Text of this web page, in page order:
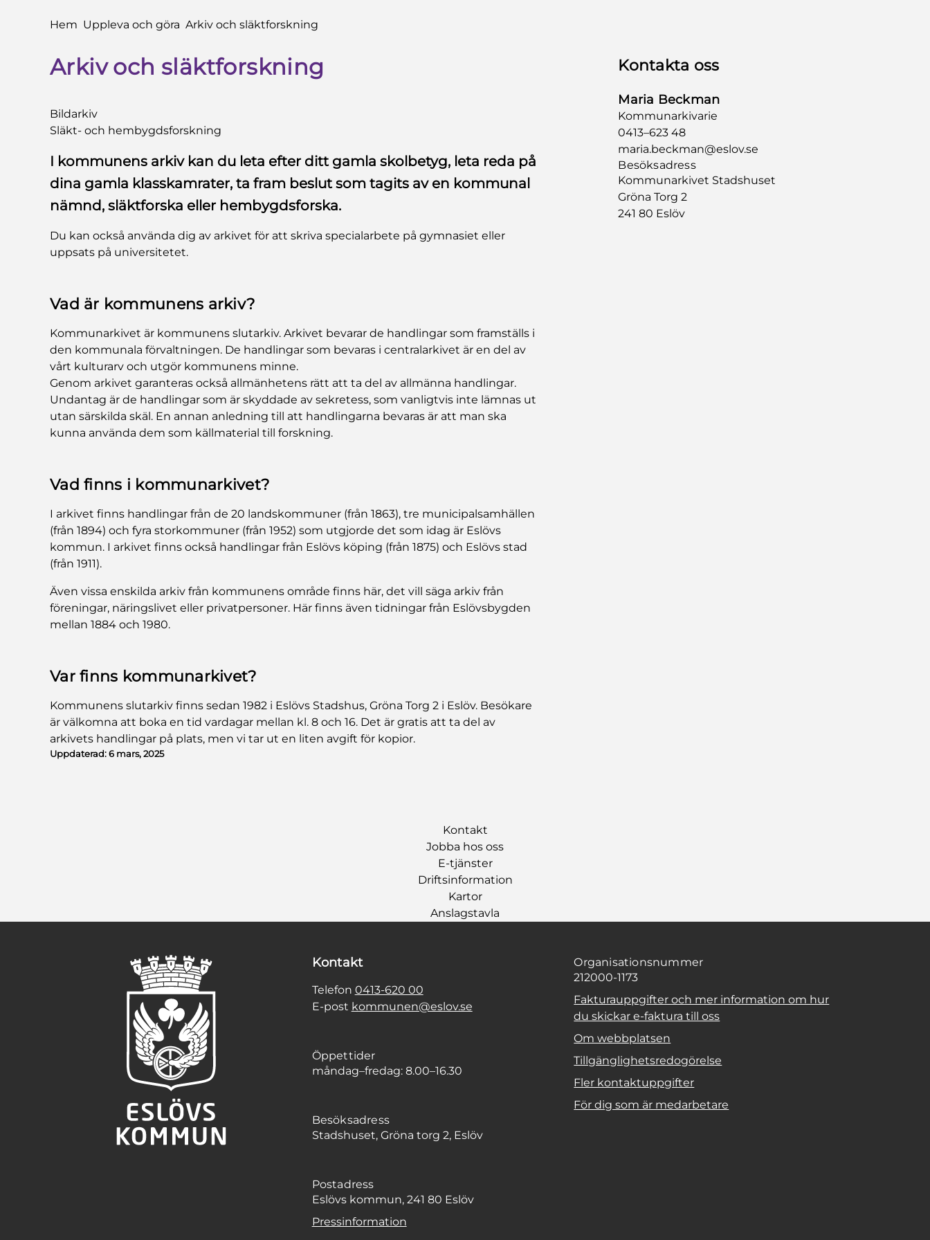
Du är här:
Hem Uppleva och göra Arkiv och släktforskning
Arkiv och släktforskning
Bildarkiv
Släkt- och hembygdsforskning
I kommunens arkiv kan du leta efter ditt gamla skolbetyg, leta reda på
dina gamla klasskamrater, ta fram beslut som tagits av en kommunal
nämnd, släktforska eller hembygdsforska.
Du kan också använda dig av arkivet för att skriva specialarbete på gymnasiet eller
uppsats på universitetet.
Vad är kommunens arkiv?
Kommunarkivet är kommunens slutarkiv. Arkivet bevarar de handlingar som framställs i
den kommunala förvaltningen. De handlingar som bevaras i centralarkivet är en del av
vårt kulturarv och utgör kommunens minne.
Genom arkivet garanteras också allmänhetens rätt att ta del av allmänna handlingar.
Undantag är de handlingar som är skyddade av sekretess, som vanligtvis inte lämnas ut
utan särskilda skäl. En annan anledning till att handlingarna bevaras är att man ska
kunna använda dem som källmaterial till forskning.
Vad finns i kommunarkivet?
I arkivet finns handlingar från de 20 landskommuner (från 1863), tre municipalsamhällen
(från 1894) och fyra storkommuner (från 1952) som utgjorde det som idag är Eslövs
kommun. I arkivet finns också handlingar från Eslövs köping (från 1875) och Eslövs stad
(från 1911).
Även vissa enskilda arkiv från kommunens område finns här, det vill säga arkiv från
föreningar, näringslivet eller privatpersoner. Här finns även tidningar från Eslövsbygden
mellan 1884 och 1980.
Var finns kommunarkivet?
Kommunens slutarkiv finns sedan 1982 i Eslövs Stadshus, Gröna Torg 2 i Eslöv. Besökare
är välkomna att boka en tid vardagar mellan kl. 8 och 16. Det är gratis att ta del av
arkivets handlingar på plats, men vi tar ut en liten avgift för kopior.
Uppdaterad:6 mars, 2025
Kontakta oss
Maria Beckman
Kommunarkivarie
0413–623 48
maria.beckman@eslov.se
Besöksadress
Kommunarkivet Stadshuset
Gröna Torg 2
241 80 Eslöv
Kontakt
Jobba hos oss
E-tjänster
Driftsinformation
Kartor
Anslagstavla
Kontakt
Telefon 0413-620 00
E-post kommunen@eslov.se
Öppettider
måndag–fredag: 8.00–16.30
Besöksadress
Stadshuset, Gröna torg 2, Eslöv
Postadress
Eslövs kommun, 241 80 Eslöv
Pressinformation
Organisationsnummer
212000-1173
Fakturauppgifter och mer information om hur
du skickar e-faktura till oss
Om webbplatsen
Tillgänglighetsredogörelse
Fler kontaktuppgifter
För dig som är medarbetare